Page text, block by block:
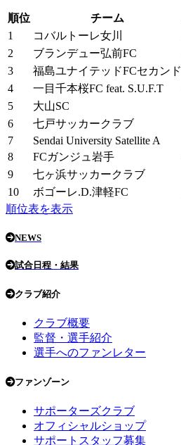
順位 チーム
1
コバルトーレ女川
2
ブランデュー弘前FC
3
福島ユナイテッドFCセカンド
4
一目千本桜FC feat. S.U.F.T
5
大山SC
6
七戸サッカークラブ
7
Sendai University Satellite A
8
FCガンジュ岩手
9
七ヶ浜サッカークラブ
10
ボゴーレ.D.津軽FC
順位表を表示
NEWS
試合日程・結果
クラブ紹介
クラブ概要
監督・選手紹介
選手へのファンレター
ファンゾーン
サポーターズクラブ
オフィシャルショップ
サポートスタッフ募集